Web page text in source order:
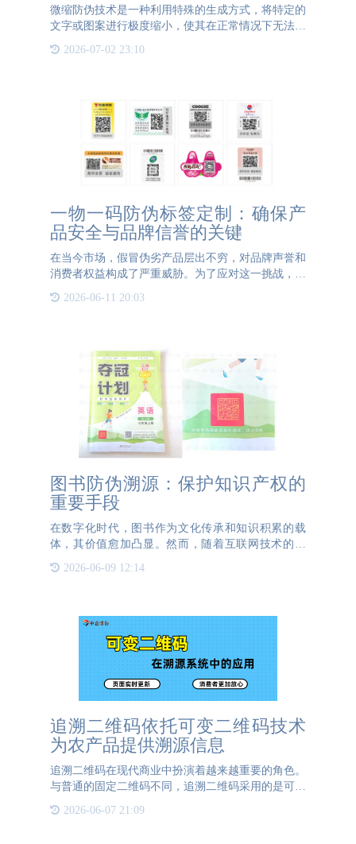
微缩防伪技术是一种利用特殊的生成方式，将特定的
文字或图案进行极度缩小，使其在正常情况下无法被
晰可见的防伪技术。这种技术的核心在于其极高的精
2026-07-02 23:10
一物一码防伪标签定制：确保产
品安全与品牌信誉的关键
在当今市场，假冒伪劣产品层出不穷，对品牌声誉和
消费者权益构成了严重威胁。为了应对这一挑战，越
品的真实性和可追溯性。然而，在进行一物一码防伪
2026-06-11 20:03
图书防伪溯源：保护知识产权的
重要手段
在数字化时代，图书作为文化传承和知识积累的载
体，其价值愈加凸显。然而，随着互联网技术的发
展，一些不法分子利用互联网泛滥的特点，侵犯了出
版商的版权和作者的知识产权，从而导致了图书行业
2026-06-09 12:14
追溯二维码依托可变二维码技术
为农产品提供溯源信息
追溯二维码在现代商业中扮演着越来越重要的角色。
与普通的固定二维码不同，追溯二维码采用的是可变
码结果。这种灵活性使得追溯二维码特别适合用于产
2026-06-07 21:09